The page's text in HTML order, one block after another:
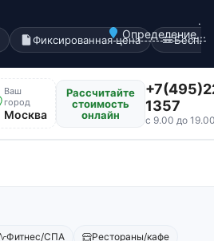
Определение...
.
Фиксированная цена
Ваш
город
Москва
Рассчитайте
стоимость
онлайн
1357
с 9.00 до
Фитнес/СПА Рестораны/кафе